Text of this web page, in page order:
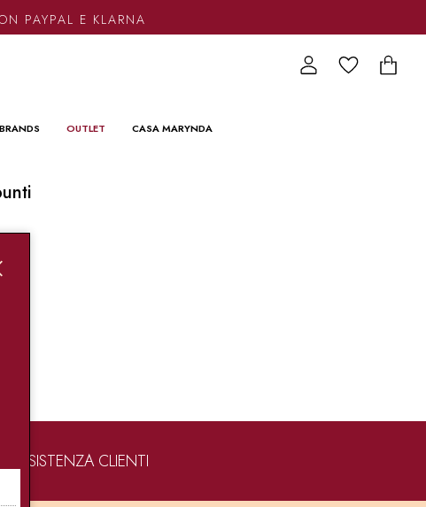
PAYPAL E KLARNA
BRANDS OUTLET CASA MARYNDA
ASSISTENZA CLIENTI